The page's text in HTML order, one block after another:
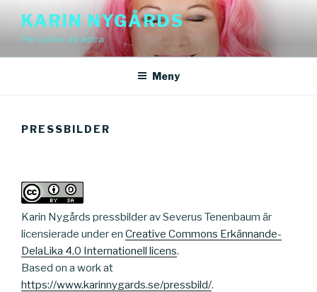
innehåll
KARIN NYGÅRDS
Per codex ad astra
Meny
PRESSBILDER
Karin Nygårds pressbilder av Severus Tenenbaum är
licensierade under en Creative Commons Erkännande-
DelaLika 4.0 Internationell licens.
Based on a work at
https://www.karinnygards.se/pressbild/.